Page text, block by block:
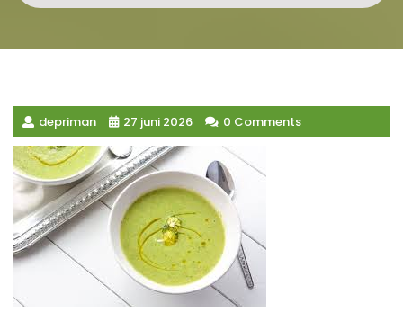
depriman 27 juni 2026 0 Comments